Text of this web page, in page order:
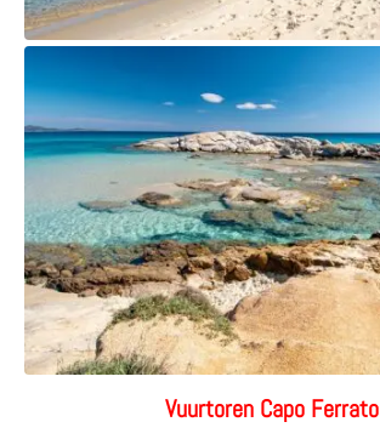
Vuurtoren Capo Ferrato